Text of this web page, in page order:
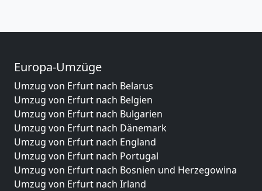
Europa-Umzüge
Umzug von Erfurt nach Belarus
Umzug von Erfurt nach Belgien
Umzug von Erfurt nach Bulgarien
Umzug von Erfurt nach Dänemark
Umzug von Erfurt nach England
Umzug von Erfurt nach Portugal
Umzug von Erfurt nach Bosnien und Herzegowina
Umzug von Erfurt nach Irland